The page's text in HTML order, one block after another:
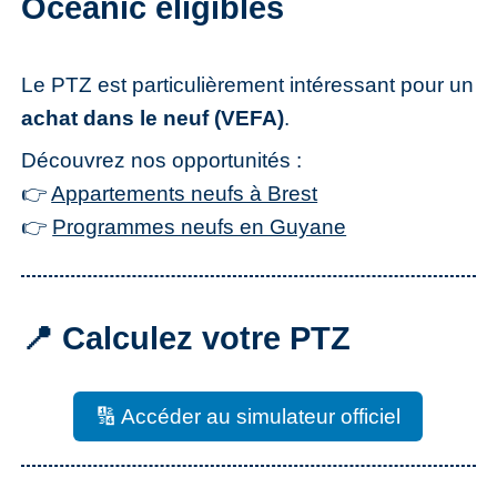
Océanic éligibles
Le PTZ est particulièrement intéressant pour un
achat dans le neuf (VEFA).
Découvrez nos opportunités :
👉Appartements neufs à Brest
👉 Programmes neufs en Guyane
📍 Calculez votre PTZ
🔢 Accéder au simulateur officiel